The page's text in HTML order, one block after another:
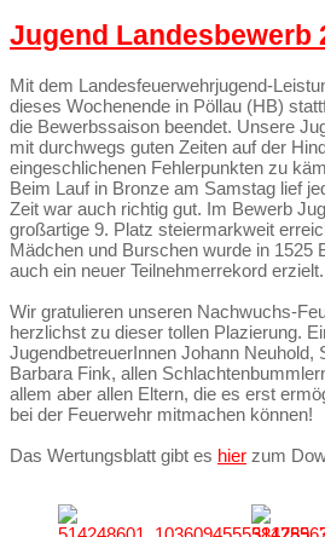
Jugend Landesbewerb
Mit dem Landesfeuerwehrjugend-
dieses Wochenende in Pöllau (HB)
die Bewerbssaison beendet. Unsere
mit durchwegs guten Zeiten auf der
eingeschlichenen Fehlerpunkten zu
Beim Lauf in Bronze am Samstag lief
Zeit war auch richtig gut. Im Bewerb
großartige 9. Platz steiermarkweit
Mädchen und Burschen wurde in 1525
auch ein neuer Teilnehmerrekord erzielt.
Wir gratulieren unseren Nachwuchs-
herzlichst zu dieser tollen Plazierung.
JugendbetreuerInnen Johann Neuhold,
Barbara Fink, allen
allem aber allen Eltern, die es erst
bei der Feuerwehr mitmachen können!
Das Wertungsblatt gibt es hier zum